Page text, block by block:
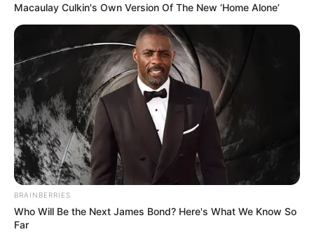
Macaulay Culkin's Own Version Of The New ‘Home Alone’
BRAINBERRIES
Who Will Be the Next James Bond? Here's What We Know So
Far